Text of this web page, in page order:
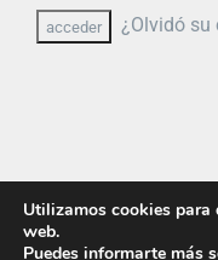
¿Olvidó su
Utilizamos cookies para
web.
Puedes informarte más